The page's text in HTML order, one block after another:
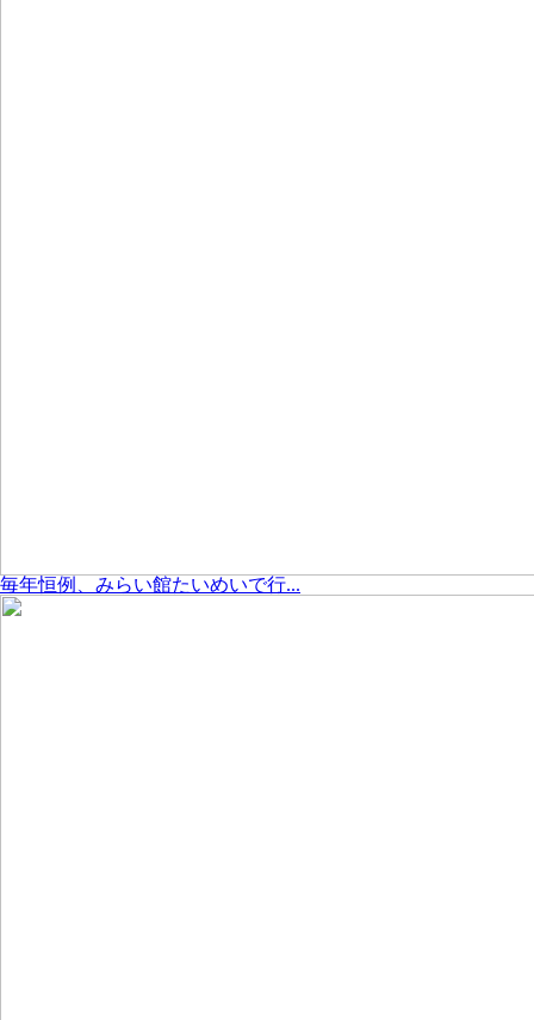
毎年恒例、みらい館たいめいで行...